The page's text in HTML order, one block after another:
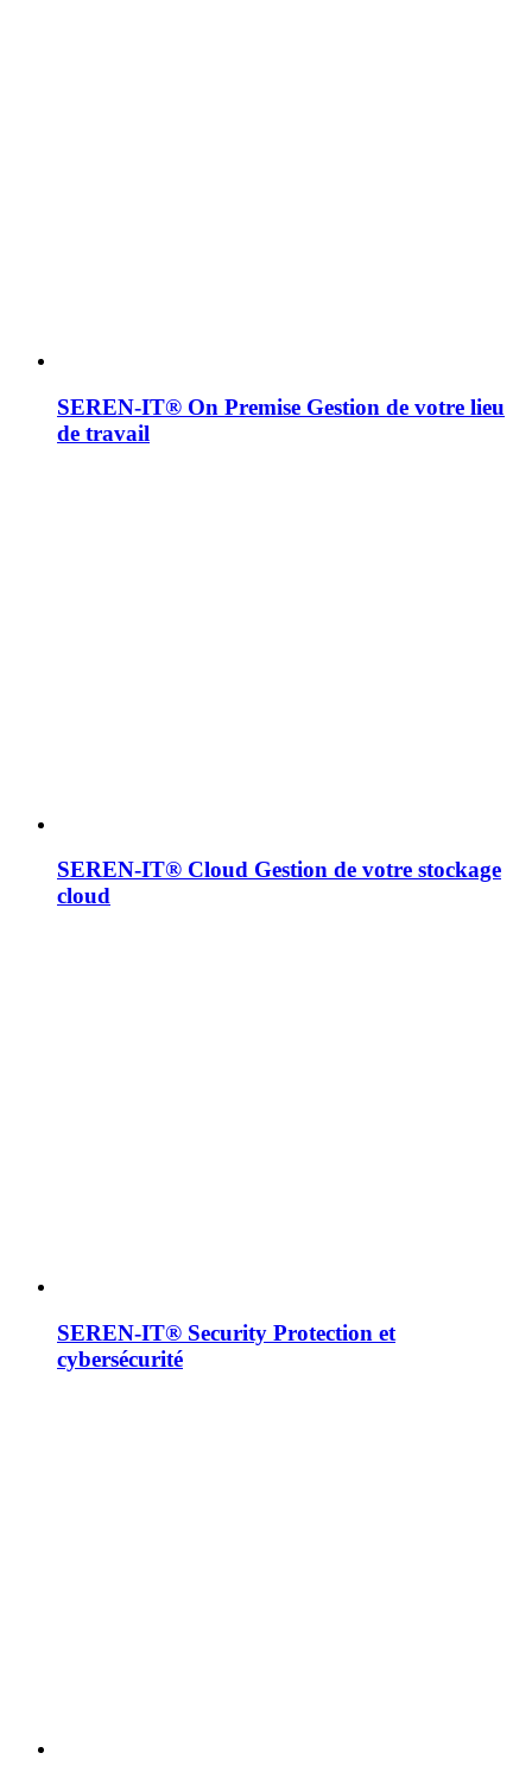
SEREN-IT® On Premise Gestion de votre lieu
de travail
SEREN-IT® Cloud Gestion de votre stockage
cloud
SEREN-IT® Security Protection et
cybersécurité